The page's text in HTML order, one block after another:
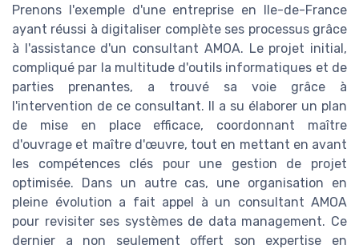
Prenons l'exemple d'une entreprise en Ile-de-France
ayant réussi à digitaliser complète ses processus grâce
à l'assistance d'un consultant AMOA. Le projet initial,
compliqué par la multitude d'outils informatiques et de
parties prenantes, a trouvé sa voie grâce à
l'intervention de ce consultant. Il a su élaborer un plan
de mise en place efficace, coordonnant maître
d'ouvrage et maître d'œuvre, tout en mettant en avant
les compétences clés pour une gestion de projet
optimisée. Dans un autre cas, une organisation en
pleine évolution a fait appel à un consultant AMOA
pour revisiter ses systèmes de data management. Ce
dernier a non seulement offert son expertise en